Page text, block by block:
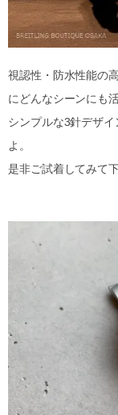
視認性・防水性能の
にどんなシーンにも
シンプルな3針デザ
よ。
是非ご試着してみて下